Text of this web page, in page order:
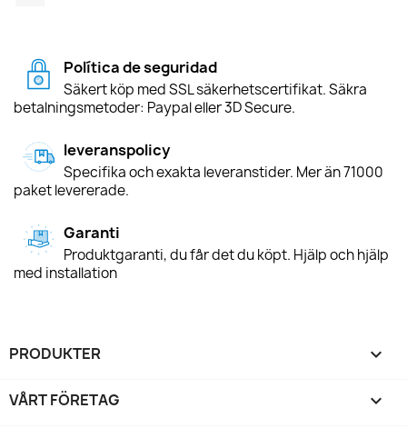
Política de seguridad
Säkert köp med SSL säkerhetscertifikat. Säkra
betalningsmetoder: Paypal eller 3D Secure.
leveranspolicy
Specifika och exakta leveranstider. Mer än 71000
paket levererade.
Garanti
Produktgaranti, du får det du köpt. Hjälp och hjälp
med installation
PRODUKTER 
VÅRT FÖRETAG 